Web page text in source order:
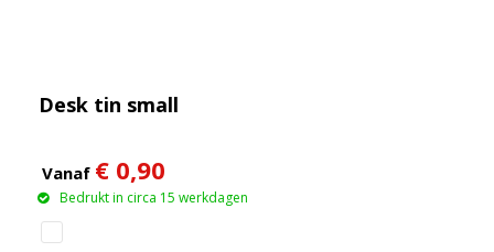
Desk tin small
Vanaf € 0,90
Bedrukt in circa 15 werkdagen